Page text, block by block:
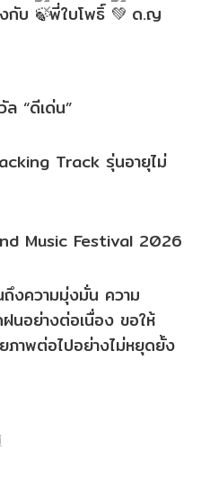
กับ พี่ใบโพธิ์
ด.ญ
ล “ดีเด่น”
Track รุ่นอายุไม่
Music Festival 2026
ถึงความมุ่งมั่น ความ
นอย่างต่อเนื่อง ขอให้
าพต่อไปอย่างไม่หยุดยั้ง